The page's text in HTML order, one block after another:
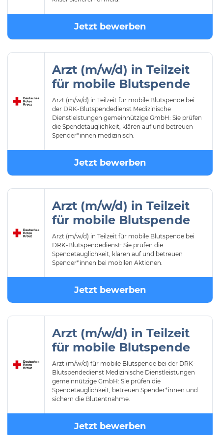
Jetzt bewerben
Arzt (m/w/d) in Teilzeit
für mobile Blutspende
Arzt (m/w/d) in Teilzeit für mobile Blutspende bei
der DRK-Blutspendedienst Medizinische
Dienstleistungen gemeinnützige GmbH: Sie prüfen
die Spendetauglichkeit, klären auf und betreuen
Spender*innen medizinisch.
Jetzt bewerben
Arzt (m/w/d) in Teilzeit
für mobile Blutspende
Arzt (m/w/d) in Teilzeit für mobile Blutspende bei
DRK-Blutspendedienst: Sie prüfen die
Spendetauglichkeit, klären auf und betreuen
Spender*innen bei mobilen Aktionen.
Jetzt bewerben
Arzt (m/w/d) in Teilzeit
für mobile Blutspende
Arzt (m/w/d) für mobile Blutspende bei der DRK-
Blutspendedienst Medizinische Dienstleistungen
gemeinnützige GmbH: Sie prüfen die
Spendetauglichkeit, betreuen Spender*innen und
sichern die Blutentnahme.
Jetzt bewerben